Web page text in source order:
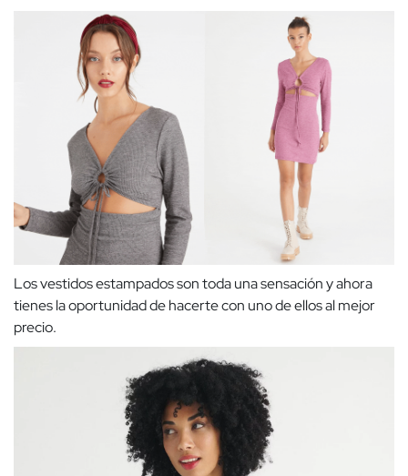
Los vestidos estampados son toda una sensación y ahora
tienes la oportunidad de hacerte con uno de ellos al mejor
precio.